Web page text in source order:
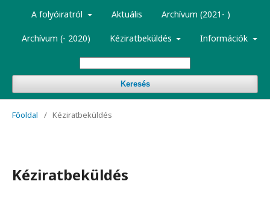
A folyóiratról Aktuális Archívum (2021- )
Archívum (- 2020) Kéziratbeküldés Információk
Keresés
Főoldal / Kéziratbeküldés
Kéziratbeküldés